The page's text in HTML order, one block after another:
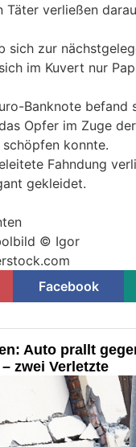
Täter verließen
sich zur
im Kuvert nur
Banknote befand
Opfer im Zuge
konnte.
Fahndung
gekleidet.
© Igor
Facebook
Auto prallt
zwei Verletzte